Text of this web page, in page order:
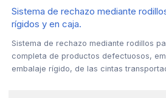
Sistema de rechazo mediante
rígidos y en caja.
Sistema de rechazo mediante rodillos
completa de productos defectuosos,
embalaje rígido, de las cintas